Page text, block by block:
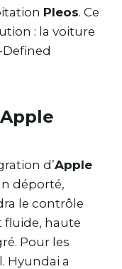
Pleos. Ce
: la voiture
d’Apple
déporté,
le contrôle
fluide, haute
Pour les
Hyundai a